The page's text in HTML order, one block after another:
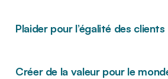
Plaider pour l’égalité des clients
Créer de la valeur pour le